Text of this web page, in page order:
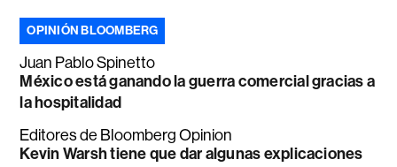
OPINIÓN BLOOMBERG
Juan Pablo Spinetto
México está ganando la guerra comercial gracias a
la hospitalidad
Editores de Bloomberg Opinion
Kevin Warsh tiene que dar algunas explicaciones